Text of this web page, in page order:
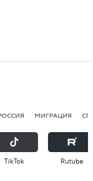
МИГРАЦИЯ
ТikТоk Rutube